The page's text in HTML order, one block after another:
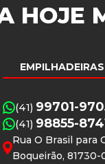
HOJE
EMPILHADEIRAS
(41) 99701-
(41) 98855-
Rua O Brasil para
Boqueirão,